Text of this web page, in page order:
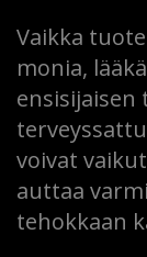
Vaikka
monia,
ensisijaisen
voivat
auttaa
tehokkaan